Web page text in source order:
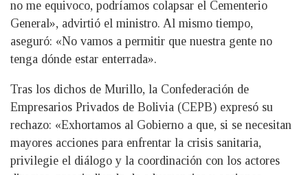
no me equivoco, podríamos colapsar el Cementerio
General», advirtió el ministro. Al mismo tiempo,
aseguró: «No vamos a permitir que nuestra gente no
tenga dónde estar enterrada».
Tras los dichos de Murillo, la Confederación de
Empresarios Privados de Bolivia (CEPB) expresó su
rechazo: «Exhortamos al Gobierno a que, si se necesitan
mayores acciones para enfrentar la crisis sanitaria,
privilegie el diálogo y la coordinación con los actores